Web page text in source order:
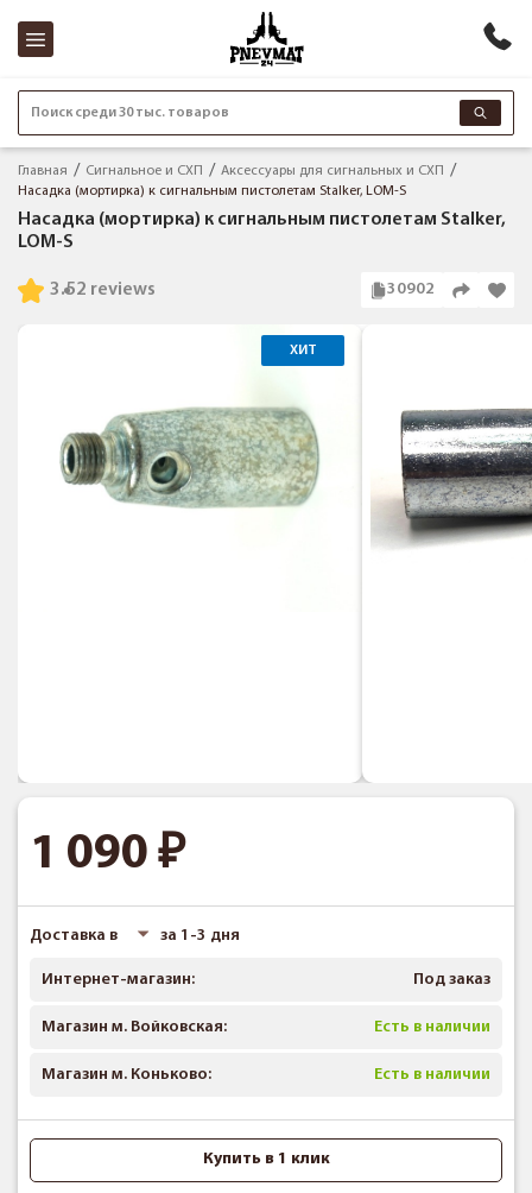
Поиск среди 30 тыс. товаров
Главная Сигнальное и СХП
Аксессуары для сигнальных и СХП
Насадка (мортирка) к сигнальным пистолетам Stalker, LOM-S
Насадка (мортирка) к сигнальным пистолетам Stalker,
LOM-S
2 reviews
3.5 30902
ХИТ
1 090
Доставка в за 1-3 дня
Интернет-магазин: Под заказ
Магазин м. Войковская: Есть в наличии
Магазин м. Коньково: Есть в наличии
Купить в 1 клик